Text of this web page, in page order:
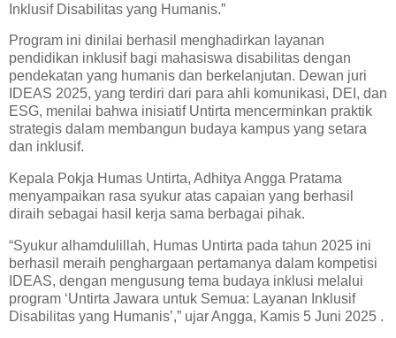
Inklusif Disabilitas yang Humanis.”
Program ini dinilai berhasil menghadirkan layanan
pendidikan inklusif bagi mahasiswa disabilitas dengan
pendekatan yang humanis dan berkelanjutan. Dewan juri
IDEAS 2025, yang terdiri dari para ahli komunikasi, DEI, dan
ESG, menilai bahwa inisiatif Untirta mencerminkan praktik
strategis dalam membangun budaya kampus yang setara
dan inklusif.
Kepala Pokja Humas Untirta, Adhitya Angga Pratama
menyampaikan rasa syukur atas capaian yang berhasil
diraih sebagai hasil kerja sama berbagai pihak.
“Syukur alhamdulillah, Humas Untirta pada tahun 2025 ini
berhasil meraih penghargaan pertamanya dalam kompetisi
IDEAS, dengan mengusung tema budaya inklusi melalui
program ‘Untirta Jawara untuk Semua: Layanan Inklusif
Disabilitas yang Humanis’,” ujar Angga, Kamis 5 Juni 2025 .